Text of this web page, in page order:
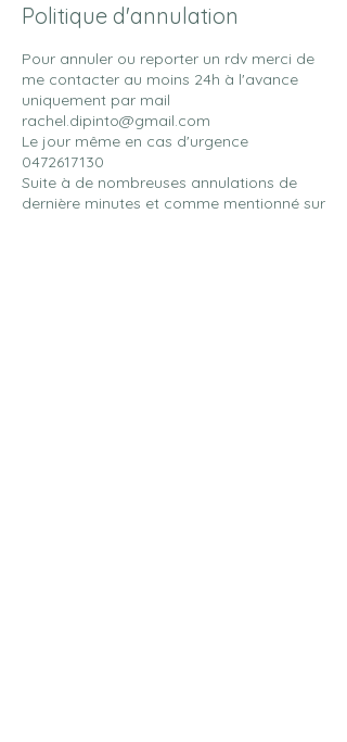
Politique d'annulation
Pour annuler ou reporter un rdv merci de
me contacter au moins 24h à l'avance
uniquement par mail
rachel.dipinto@gmail.com
Le jour même en cas d'urgence
0472617130
Suite à de nombreuses annulations de
dernière minutes et comme mentionné sur